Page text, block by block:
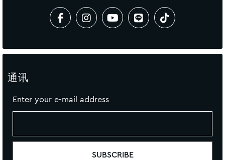
通讯
Enter your e-mail address